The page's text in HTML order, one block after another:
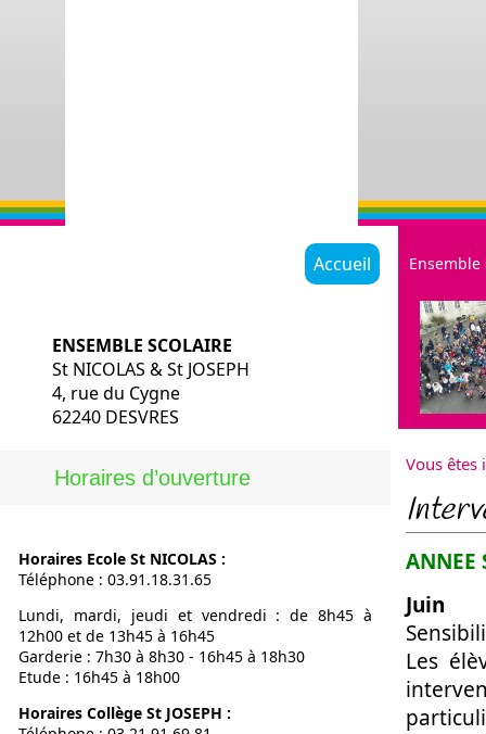
Accueil
ENSEMBLE SCOLAIRE
St NICOLAS & St JOSEPH
4, rue du Cygne
62240 DESVRES
Historique
Notre
Calendrier
L’OGEC
Nous situer
Horaires d’ouverture
Horaires Ecole St NICOLAS :
Téléphone : 03.91.18.31.65
Lundi, mardi, jeudi et vendredi : de 8h45 à
12h00 et de 13h45 à 16h45
Garderie : 7h30 à 8h30 - 16h45 à 18h30
Etude : 16h45 à 18h00
Horaires Collège St JOSEPH :
Vous êtes
ANNEE
Juin
Les